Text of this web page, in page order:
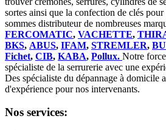
sortes ainsi que la confection de clés
sommes distributeur de nombreuses
FERCOMATIC, VACHETTE,
BKS, ABUS, IFAM, STREMLER,
Fichet, CIB, KABA, Pollux. Notre
spécialiste de la serrurerie avec une
Des spécialiste du dépannage à domicile
d'expérience pour nos intervenants.
Nos services: